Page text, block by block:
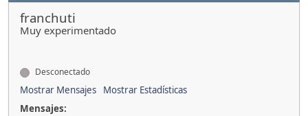
franchuti
Muy experimentado
Desconectado
Mostrar Mensajes
Mostrar Estadísticas
Mensajes: